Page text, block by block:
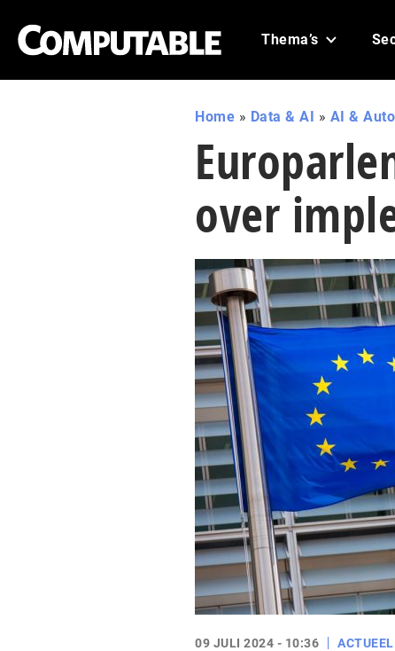
Thema’s
Home » Data & AI » AI &
over
09 JULI 2024 - 10:36 ACTUEEL